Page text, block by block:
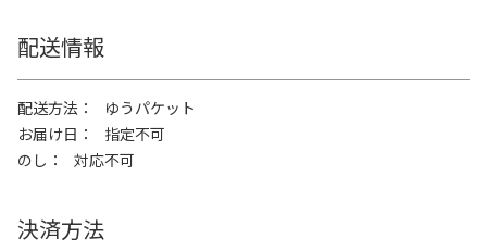
配送情報
配送方法
ゆうパケット
お届け日
指定不可
のし
対応不可
決済方法